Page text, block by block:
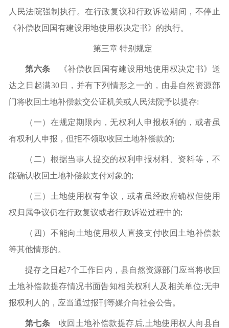
人民法院强制执行。在行政复议和行政诉讼期间，不停止
《补偿收回国有建设用地使用权决定书》的执行。
第三章 特别规定
第六条
《补偿收回国有建设用地使用权决定书》送
达之日起满30日，并有下列情形之一的，由县自然资源部
门将收回土地补偿款交公证机关或人民法院予以提存:
（一） 在规定期限内，无权利人申报权利的，或者虽
有权利人申报，但拒不领取收回土地补偿款的;
（ 二 ） 根据当事人提交的权利申报材料、资料等，不
能确认收回土地补偿款支付对象的;
（ 三） 土地使用权有争议，或者虽经政府确权但使用
权归属争议仍在行政复议或者行政诉讼过程中的;
（ 四 ） 不能向土地使用权人直接支付收回土地补偿款
等其他情形的。
提存之日起7个工作日内，县自然资源部门应当将收回
土地补偿款提存情况书面告知相关权利人及相关单位;无申
报权利人的，应当通过报刊等媒介向社会公告。
第七条 收回土地补偿款提存后,土地使用权人向县自